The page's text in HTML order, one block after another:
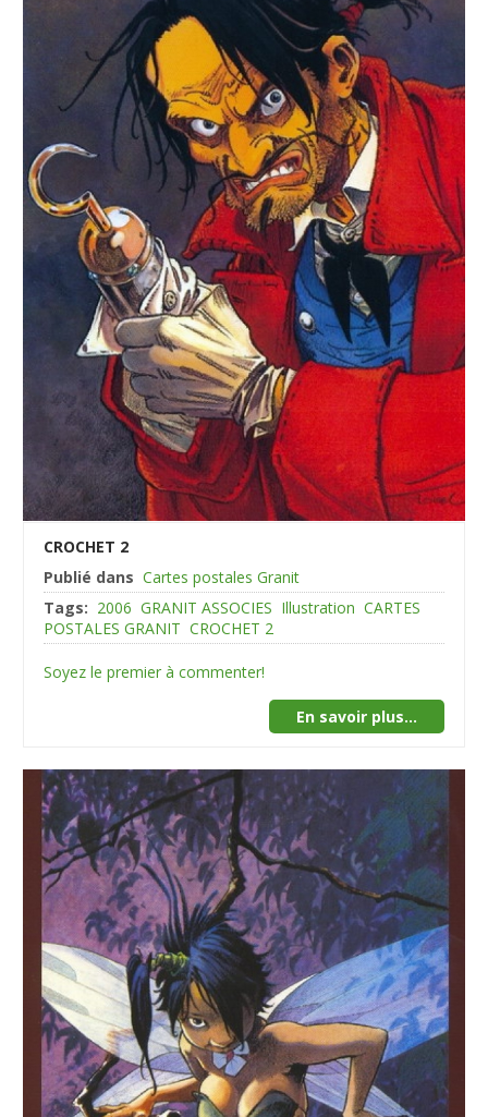
CROCHET 2
Publié dans Cartes postales Granit
Tags: 2006 GRANIT ASSOCIES Illustration CARTES
POSTALES GRANIT CROCHET 2
Soyez le premier à commenter!
En savoir plus...